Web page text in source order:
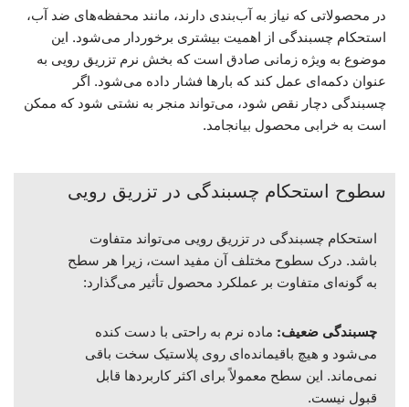
در محصولاتی که نیاز به آب‌بندی دارند، مانند محفظه‌های ضد آب،
استحکام چسبندگی از اهمیت بیشتری برخوردار می‌شود. این
موضوع به ویژه زمانی صادق است که بخش نرم تزریق رویی به
عنوان دکمه‌ای عمل کند که بارها فشار داده می‌شود. اگر
چسبندگی دچار نقص شود، می‌تواند منجر به نشتی شود که ممکن
است به خرابی محصول بیانجامد.
سطوح استحکام چسبندگی در تزریق رویی
استحکام چسبندگی در تزریق رویی می‌تواند متفاوت
باشد. درک سطوح مختلف آن مفید است، زیرا هر سطح
به گونه‌ای متفاوت بر عملکرد محصول تأثیر می‌گذارد:
چسبندگی ضعیف: ماده نرم به راحتی با دست کنده
می‌شود و هیچ باقیمانده‌ای روی پلاستیک سخت باقی
نمی‌ماند. این سطح معمولاً برای اکثر کاربردها قابل
قبول نیست.